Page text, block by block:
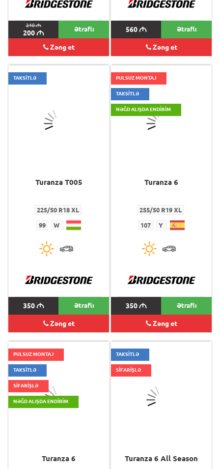
240M
200M Ətraflı
Zəng et
560M Ətraflı
Zəng et
TAKSİTLƏ
Turanza T005
225/50 R18 XL
99 W
350M Ətraflı
Zəng et
PULSUZ MONTAJ
TAKSİTLƏ
NƏĞD ALIŞDA ENDIRIM
Turanza 6
255/50 R19 XL
107 Y
350M Ətraflı
Zəng et
PULSUZ MONTAJ
TAKSİTLƏ
SİFARİŞLƏ
NƏĞD ALIŞDA ENDIRIM
Turanza 6
TAKSİTLƏ
SİFARİŞLƏ
Turanza 6 All Season